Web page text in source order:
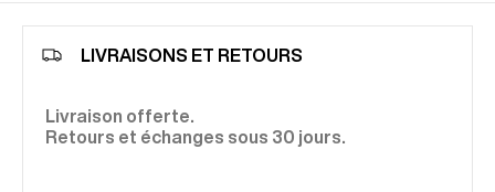
costume, pour un look dépareillé et moderne.
ce qu’il y a de meilleur, nous choisissons des matériaux à la
fois esthétiques, souples et robustes. 3 critères qui
permettent à Fursac de proposer des pièces durables.
Découvrez nos différentes collections de
pour homme: chaussures de costume
LIVRAISONS ET RETOURS
Livraison offerte.
Retours et échanges sous 30 jours.